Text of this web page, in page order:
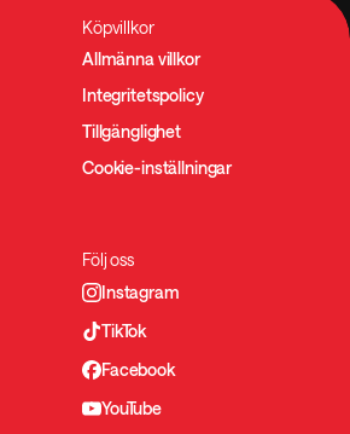
Köpvillkor
Allmänna villkor
Integritetspolicy
Tillgänglighet
Cookie-inställningar
Följ oss
Instagram
TikTok
Facebook
YouTube